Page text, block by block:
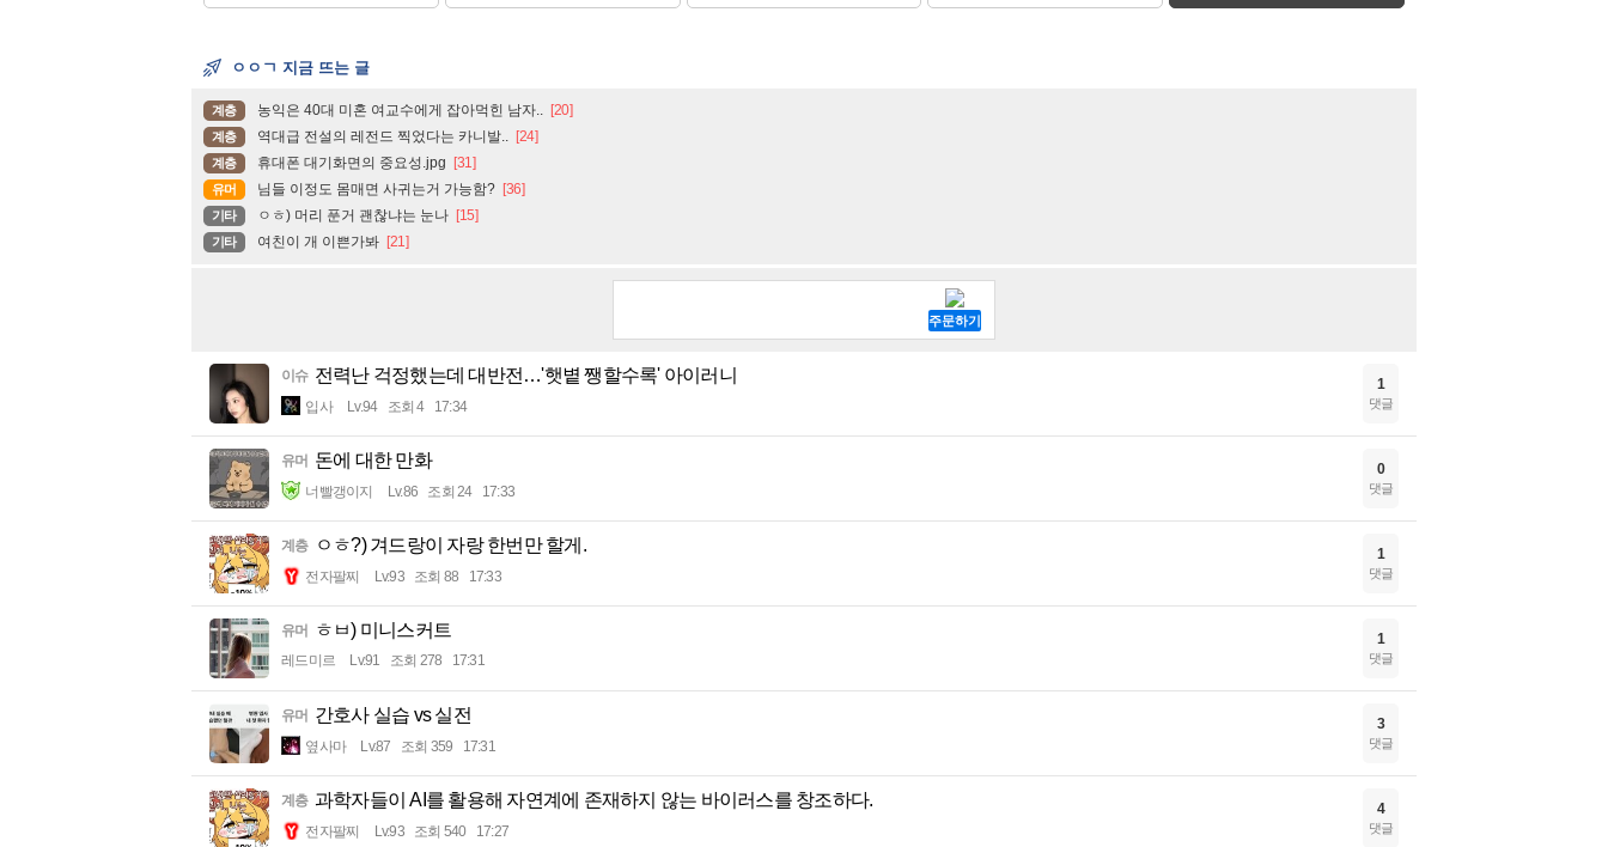
ㅇㅇㄱ 지금 뜨는 글
계층 농익은 40대 미혼 여교수에게 잡아먹힌 남자.. [20]
계층 역대급 전설의 레전드 찍었다는 카니발.. [24]
계층 휴대폰 대기화면의 중요성.jpg [31]
유머 님들 이정도 몸매면 사귀는거 가능함? [36]
기타 ㅇㅎ) 머리 푼거 괜찮냐는 눈나 [15]
기타 여친이 개 이쁜가봐 [21]
이슈 전력난 걱정했는데 대반전…'햇볕 쨍할수록' 아이러니
입사 Lv.94 조회 4 17:34
1
댓글
유머 돈에 대한 만화
너빨갱이지 Lv.86 조회 24 17:33
0
댓글
계층 ㅇㅎ?) 겨드랑이 자랑 한번만 할게.
전자팔찌 Lv.93 조회 88 17:33
1
댓글
유머 ㅎㅂ) 미니스커트
레드미르 Lv.91 조회 278 17:31
1
댓글
유머 간호사 실습 vs 실전
옆사마 Lv.87 조회 359 17:31
3
댓글
계층 과학자들이 AI를 활용해 자연계에 존재하지 않는 바이러스를 창조하다.
전자팔찌 Lv.93 조회 540 17:27
4
댓글